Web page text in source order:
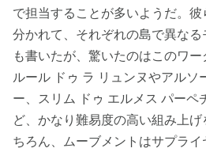
で担当することが多いようだ。
分かれて、それぞれの島で異な
も書いたが、驚いたのはこのワ
ルール ドゥ ラ リュンヌやアルソ
ー、スリム ドゥ エルメス パーペ
ど、かなり難易度の高い組み上
ちろん、ムーブメントはサプラ